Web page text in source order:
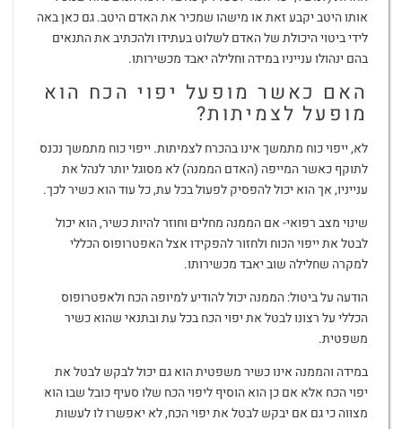
אותו היטב יקבע זאת או מישהו שמכיר את האדם היטב. גם כאן באה
לידי ביטוי היכולת של האדם לשלוט בעתידו ולהכתיב את התנאים
בהם ינהולו ענייניו במידה וחלילה יאבד מכשירותו.
האם כאשר מופעל יפוי הכח הוא
מופעל לצמיתות?
לא, ייפוי כוח מתמשך אינו בהכרח לצמיתות. ייפוי כוח מתמשך נכנס
לתוקף כאשר המייפה (האדם הממנה) לא מסוגל יותר לנהל את
ענייניו, אך הוא יכול להפסיק לפעול בכל עת, כל עוד הוא כשיר לכך.
שינוי מצב רפואי- אם הממנה מחלים וחוזר להיות כשיר, הוא יכול
לבטל את ייפוי הכוח ולחזור להפקידו אצל האפטרופוס הכללי
למקרה שחלילה שוב יאבד מכשירותו.
הודעה על ביטול: הממנה יכול להודיע למיופה הכח ולאפטרופוס
הכללי על רצונו לבטל את יפוי הכח בכל עת ובתנאי שהוא כשיר
משפטית.
במידה והממנה אינו כשיר משפטית הוא גם יכול לבקש לבטל את
יפוי הכח אלא אם כן הוא הוסיף ליפוי הכח שלו סעיף כובל שבו הוא
מצווה כי גם אם יבקש לבטל את יפוי הכח, לא יאפשרו לו לעשות